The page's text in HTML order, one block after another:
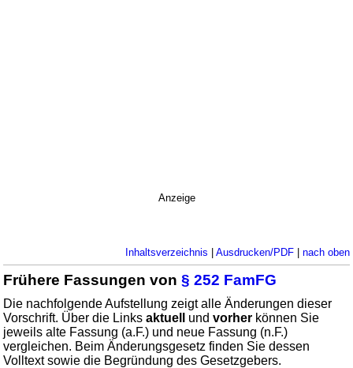
Anzeige
Inhaltsverzeichnis | Ausdrucken/PDF| nach oben
Frühere Fassungen von§ 252 FamFG
Die nachfolgende Aufstellung zeigt alle Änderungen dieser
Vorschrift. Über die Linksaktuell undvorher können Sie
jeweils alte Fassung (a.F.) und neue Fassung (n.F.)
vergleichen. Beim Änderungsgesetz finden Sie dessen
Volltext sowie die Begründung des Gesetzgebers.